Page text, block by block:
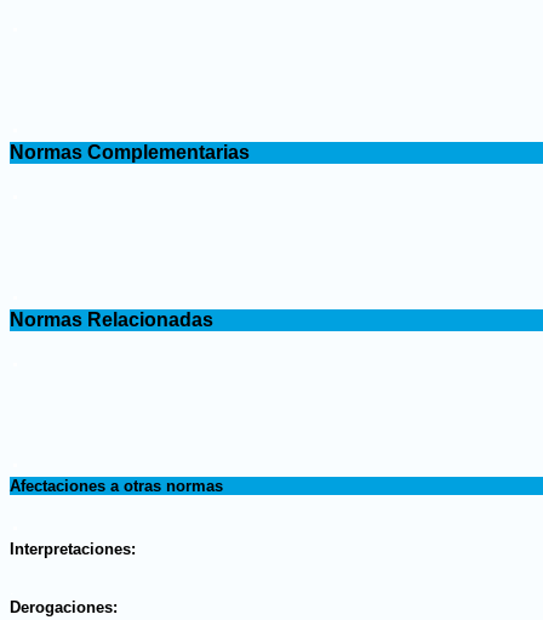
Normas Complementarias
Normas Relacionadas
Afectaciones a otras normas
Interpretaciones:
Derogaciones: